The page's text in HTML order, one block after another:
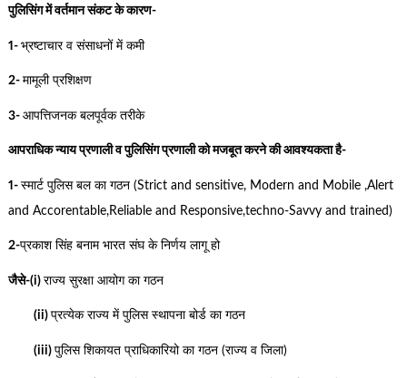
पुलिसिंग में वर्तमान संकट के कारण-
1- भ्रष्टाचार व संसाधनों में कमी
2- मामूली प्रशिक्षण
3- आपत्तिजनक बलपूर्वक तरीके
आपराधिक न्याय प्रणाली व पुलिसिंग प्रणाली को मजबूत करने की आवश्यकता है-
1- स्मार्ट पुलिस बल का गठन (Strict and sensitive, Modern and Mobile ,Alert
and Accorentable,Reliable and Responsive,techno-Savvy and trained)
2-प्रकाश सिंह बनाम भारत संघ के निर्णय लागू हो
जैसे-(i) राज्य सुरक्षा आयोग का गठन
(ii) प्रत्येक राज्य में पुलिस स्थापना बोर्ड का गठन
(iii) पुलिस शिकायत प्राधिकारियो का गठन (राज्य व जिला)